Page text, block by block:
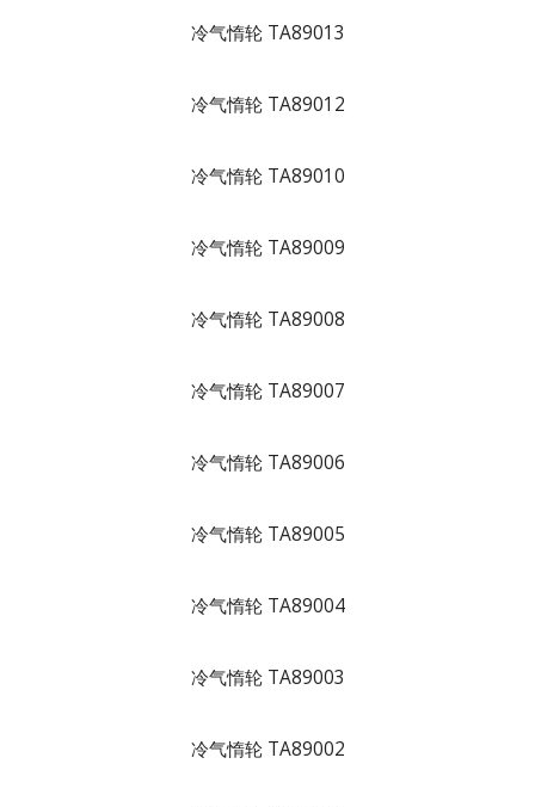
冷气惰轮 TA89013
冷气惰轮 TA89012
冷气惰轮 TA89010
冷气惰轮 TA89009
冷气惰轮 TA89008
冷气惰轮 TA89007
冷气惰轮 TA89006
冷气惰轮 TA89005
冷气惰轮 TA89004
冷气惰轮 TA89003
冷气惰轮 TA89002